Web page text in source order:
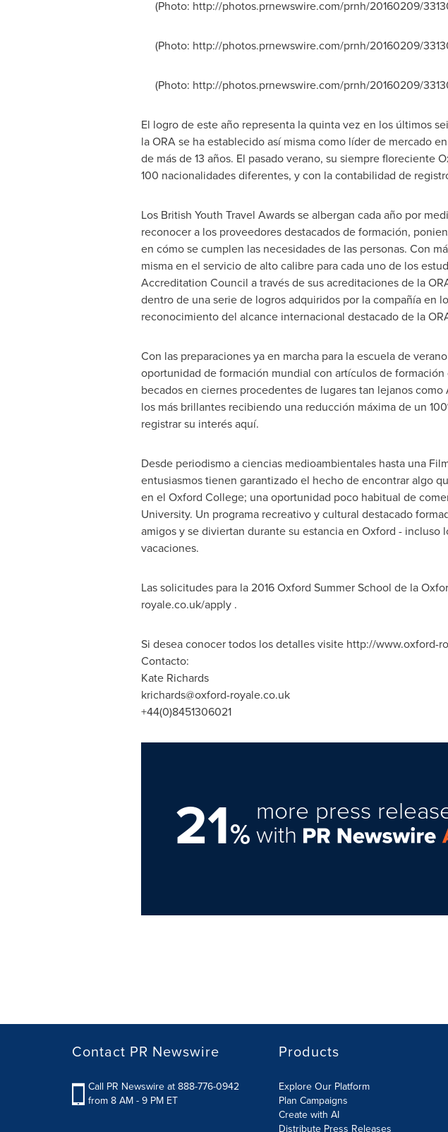
(Photo: http://photos.prnewswire.com/prnh/20160209/
(Photo: http://photos.prnewswire.com/prnh/20160209/
(Photo: http://photos.prnewswire.com/prnh/20160209/
El logro de este año representa la quinta vez en los últimos
la ORA se ha establecido así misma como líder de mercado
de más de 13 años. El pasado verano, su siempre
100 nacionalidades diferentes, y con la contabilidad de
Los British Youth Travel Awards se albergan cada año por
reconocer a los proveedores destacados de formación,
en cómo se cumplen las necesidades de las personas. Con
misma en el servicio de alto calibre para cada uno de los
Accreditation Council a través de sus acreditaciones de la
dentro de una serie de logros adquiridos por la compañía en
reconocimiento del alcance internacional destacado de la
Con las preparaciones ya en marcha para la escuela de
oportunidad de formación mundial con artículos de
becados en ciernes procedentes de lugares tan lejanos como
los más brillantes recibiendo una reducción máxima de un
registrar su interés aquí.
Desde periodismo a ciencias medioambientales hasta una
entusiasmos tienen garantizado el hecho de encontrar algo
en el Oxford College; una oportunidad poco habitual de
University. Un programa recreativo y cultural destacado
amigos y se diviertan durante su estancia en Oxford - incluso
vacaciones.
Las solicitudes para la 2016 Oxford Summer School de la
royale.co.uk/apply .
Si desea conocer todos los detalles visite http://www.oxford-
Contacto:
Kate Richards
krichards@oxford-royale.co.uk
+44(0)8451306021
21%
more press
with
Contact PR Newswire
Call PR Newswire at 888-776-0942
from 8 AM - 9 PM ET
Products
Explore Our Platform
Plan Campaigns
Create with AI
Distribute Press Releases